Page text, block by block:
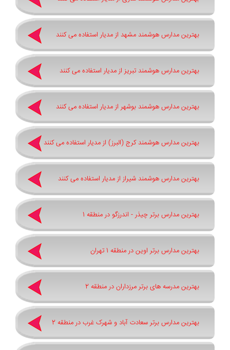
بهترین مدارس هوشمند مشهد از مدیار استفاده می کنند
بهترین مدارس هوشمند تبریز از مدیار استفاده می کنند
بهترین مدارس هوشمند بوشهر از مدیار استفاده می کنند
بهترین مدارس هوشمند کرج (البرز) از مدیار استفاده می کنند
بهترین مدارس هوشمند شیراز از مدیار استفاده می کنند
بهترین مدارس برتر چیذر - اندرزگو در منطقه 1
بهترین مدارس برتر اوین در منطقه 1 تهران
بهترین مدرسه های برتر مرزداران در منطقه 2
بهترین مدارس برتر سعادت آباد و شهرک غرب در منطقه 2